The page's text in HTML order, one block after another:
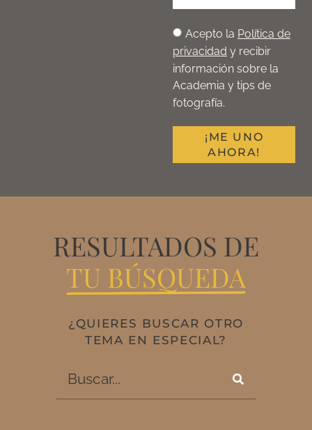
Acepto la Política de
privacidad y recibir
información sobre la
Academia y tips de
fotografía.
¡ME UNO
AHORA!
RESULTADOS DE
TU BÚSQUEDA
¿QUIERES BUSCAR OTRO
TEMA EN ESPECIAL?